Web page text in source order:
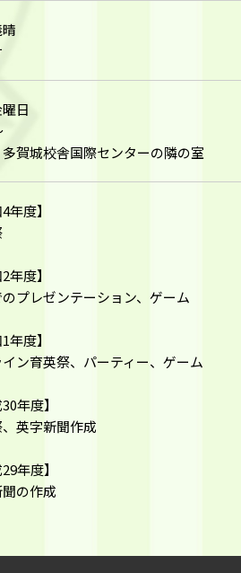
日
賀城校舎国際センターの隣の室
年度】
年度】
プレゼンテーション、ゲーム
年度】
ン育英祭、パーティー、ゲーム
30年度】
英字新聞作成
29年度】
の作成